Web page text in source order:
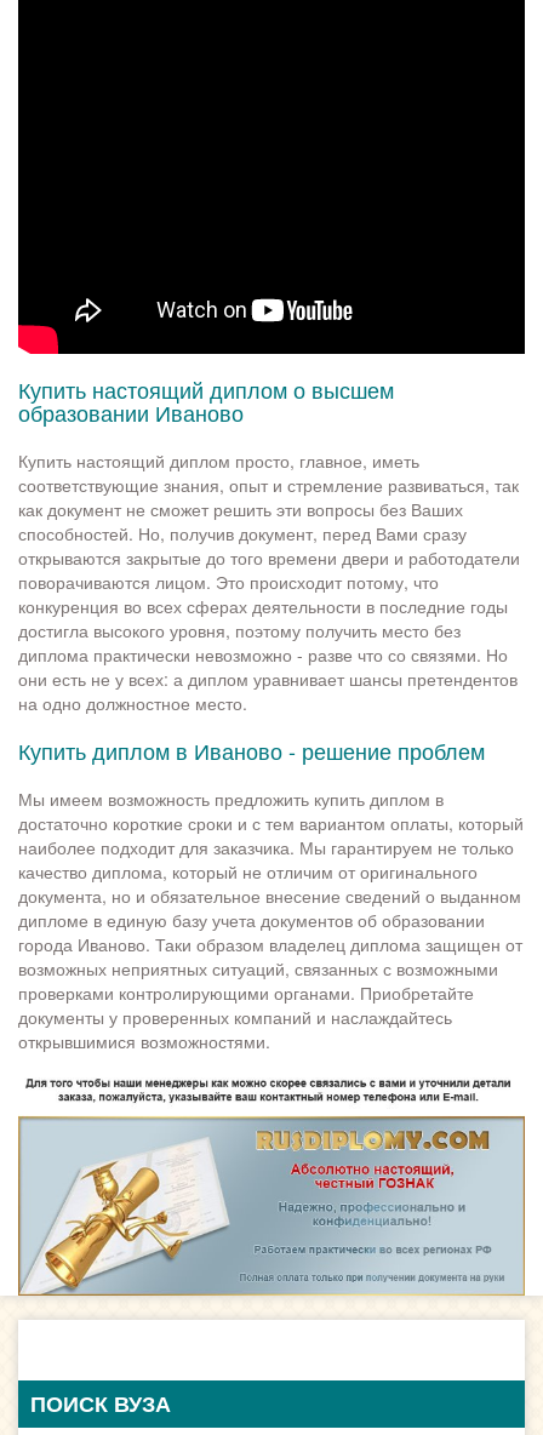
Купить настоящий диплом о высшем
образовании Иваново
Купить настоящий диплом просто, главное, иметь
соответствующие знания, опыт и стремление развиваться, так
как документ не сможет решить эти вопросы без Ваших
способностей. Но, получив документ, перед Вами сразу
открываются закрытые до того времени двери и работодатели
поворачиваются лицом. Это происходит потому, что
конкуренция во всех сферах деятельности в последние годы
достигла высокого уровня, поэтому получить место без
диплома практически невозможно - разве что со связями. Но
они есть не у всех: а диплом уравнивает шансы претендентов
на одно должностное место.
Купить диплом в Иваново - решение проблем
Мы имеем возможность предложить купить диплом в
достаточно короткие сроки и с тем вариантом оплаты, который
наиболее подходит для заказчика. Мы гарантируем не только
качество диплома, который не отличим от оригинального
документа, но и обязательное внесение сведений о выданном
дипломе в единую базу учета документов об образовании
города Иваново. Таки образом владелец диплома защищен от
возможных неприятных ситуаций, связанных с возможными
проверками контролирующими органами. Приобретайте
документы у проверенных компаний и наслаждайтесь
открывшимися возможностями.
ПОИСК ВУЗА